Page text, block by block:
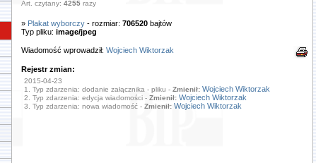
Art. czytany: 4255razy
» Plakat wyborczy- rozmiar: 706520bajtów
Typ pliku: image/jpeg
Wiadomość wprowadził: Wojciech Wiktorzak
Rejestr zmian:
2015-04-23
1. Typ zdarzenia: dodanie załącznika - pliku - Zmienił: Wojciech Wiktorzak
2. Typ zdarzenia: edycja wiadomości - Zmienił: Wojciech Wiktorzak
3. Typ zdarzenia: nowa wiadomość - Zmienił: Wojciech Wiktorzak